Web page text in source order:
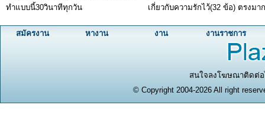
ทำแบบนี้30วินาทีทุกวัน
เกี่ยวกับความรักไว้(32 ข้อ) ตรงมา
สมัครงาน หางาน งาน งานราชการ
สนใจลงโฆษณาติดต่อ
© Copyright 2004-2026 All right